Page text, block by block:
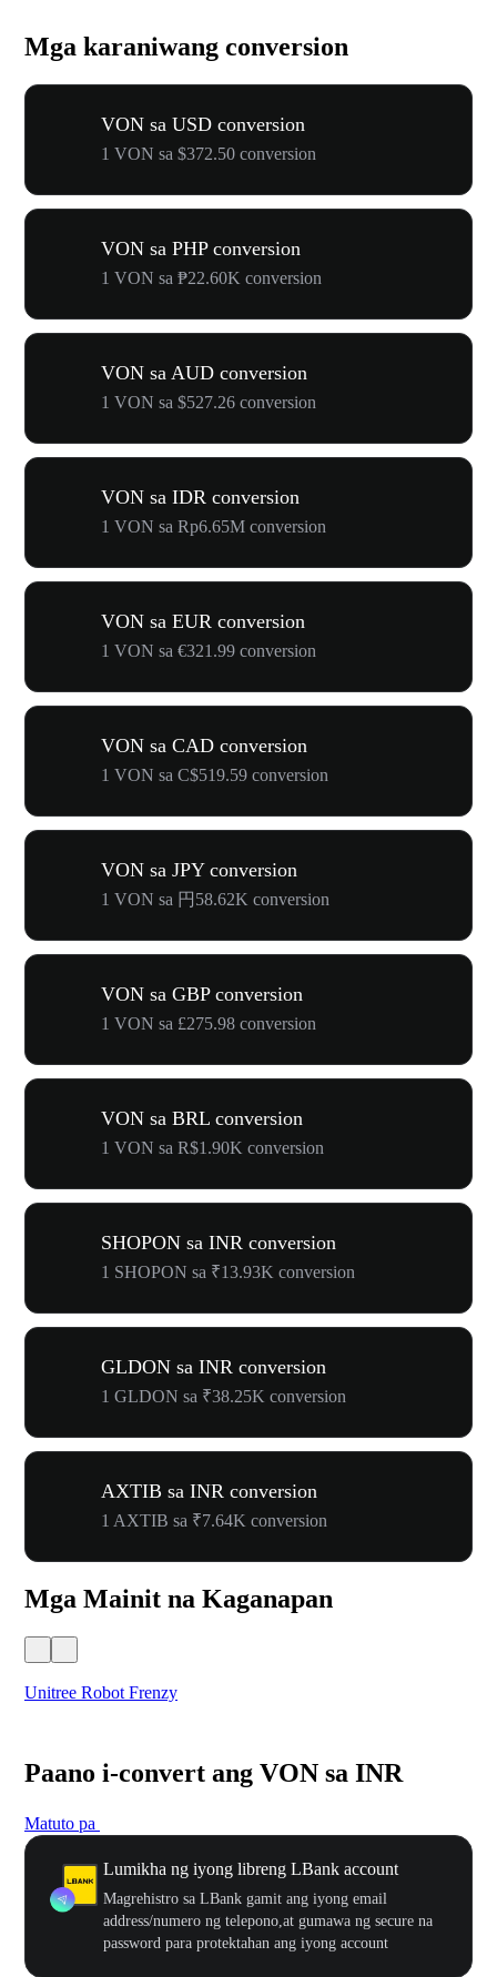
Mga karaniwang conversion
VON sa USD conversion
1 VON sa $372.50 conversion
VON sa PHP conversion
1 VON sa ₱22.60K conversion
VON sa AUD conversion
1 VON sa $527.26 conversion
VON sa IDR conversion
1 VON sa Rp6.65M conversion
VON sa EUR conversion
1 VON sa €321.99 conversion
VON sa CAD conversion
1 VON sa C$519.59 conversion
VON sa JPY conversion
1 VON sa 円58.62K conversion
VON sa GBP conversion
1 VON sa £275.98 conversion
VON sa BRL conversion
1 VON sa R$1.90K conversion
SHOPON sa INR conversion
1 SHOPON sa ₹13.93K conversion
GLDON sa INR conversion
1 GLDON sa ₹38.25K conversion
AXTIB sa INR conversion
1 AXTIB sa ₹7.64K conversion
Mga Mainit na Kaganapan
Unitree Robot Frenzy
Paano i-convert ang VON sa INR
Matuto pa
Lumikha ng iyong libreng LBank account
Magrehistro sa LBank gamit ang iyong email
address/numero ng telepono,at gumawa ng secure na
password para protektahan ang iyong account